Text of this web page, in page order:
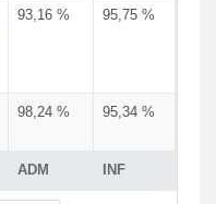
ADM INF
93,16 % 95,75 %
98,24 % 95,34 %